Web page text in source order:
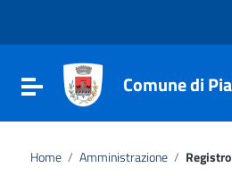
Vai al footer
Attiva / disattiva la navigazione
Comune di
Home / Amministrazione /